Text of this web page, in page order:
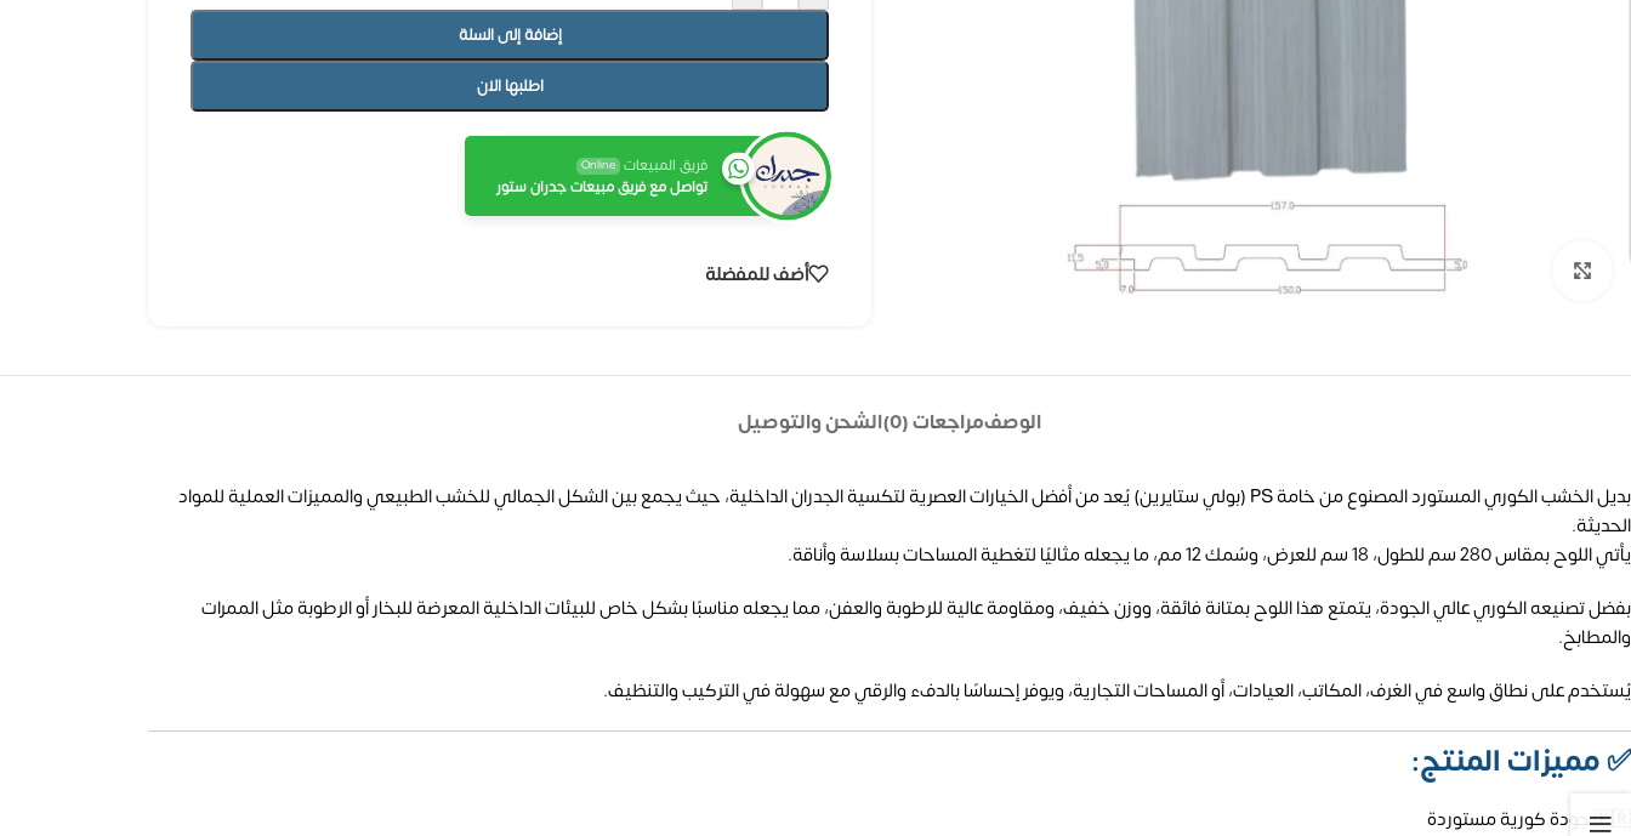
إضافة إلى السلة
اطلبها الان
فريق المبيعات Online
تواصل مع فريق مبيعات جدران ستور
أضف للمفضلة
الوصفمراجعات (0) الشحن والتوصيل
بديل الخشب الكوري المستورد المصنوع من خامة PS (بولي ستايرين) يُعد من أفضل الخيارات العصرية لتكسية الجدران الداخلية، حيث يجمع بين الشكل الجمالي للخشب الطبيعي والمميزات العملية للمواد
الحديثة.
يأتي اللوح بمقاس 280 سم للطول، 18 سم للعرض، وسُمك 12 مم، ما يجعله مثاليًا لتغطية المساحات بسلاسة وأناقة.
بفضل تصنيعه الكوري عالي الجودة، يتمتع هذا اللوح بمتانة فائقة، ووزن خفيف، ومقاومة عالية للرطوبة والعفن، مما يجعله مناسبًا بشكل خاص للبيئات الداخلية المعرضة للبخار أو الرطوبة مثل الممرات
والمطابخ.
يُستخدم على نطاق واسع في الغرف، المكاتب، العيادات، أو المساحات التجارية، ويوفر إحساسًا بالدفء والرقي مع سهولة في التركيب والتنظيف.
✅مميزات المنتج:
🇰🇷 جودة كورية مستوردة